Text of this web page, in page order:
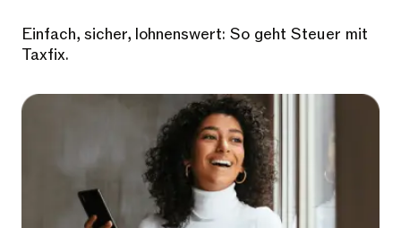
Einfach, sicher, lohnenswert: So geht Steuer mit
Taxfix.